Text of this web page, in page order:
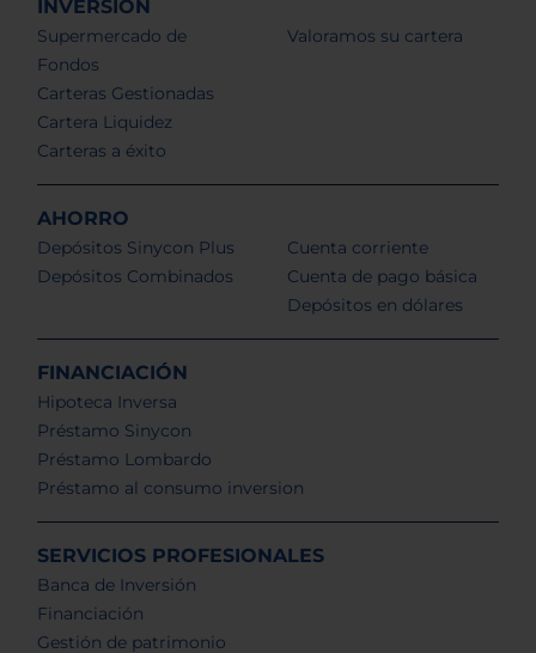
INVERSIÓN
Supermercado de
Fondos
Carteras Gestionadas
Cartera Liquidez
Carteras a éxito
Valoramos su cartera
AHORRO
Depósitos Sinycon Plus
Depósitos Combinados
Cuenta corriente
Cuenta de pago básica
Depósitos en dólares
FINANCIACIÓN
Hipoteca Inversa
Préstamo Sinycon
Préstamo Lombardo
Préstamo al consumo inversion
SERVICIOS PROFESIONALES
Banca de Inversión
Financiación
Gestión de patrimonio